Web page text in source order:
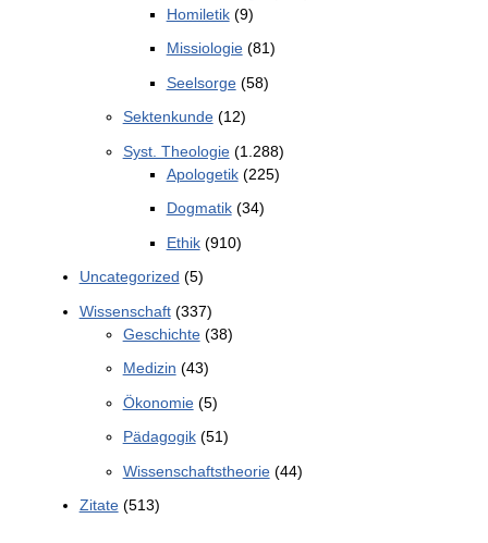
Homiletik(9)
Missiologie(81)
Seelsorge(58)
Sektenkunde(12)
Syst. Theologie(1.288)
Apologetik(225)
Dogmatik(34)
Ethik(910)
Uncategorized (5)
Wissenschaft(337)
Geschichte(38)
Medizin (43)
Ökonomie(5)
Pädagogik(51)
Wissenschaftstheorie(44)
Zitate(513)